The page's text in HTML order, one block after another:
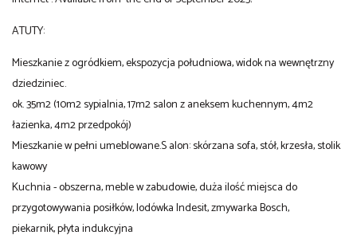
ATUTY:
Mieszkanie z ogródkiem, ekspozycja południowa, widok na wewnętrzny
dziedziniec.
ok. 35m2 (10m2 sypialnia, 17m2 salon z aneksem kuchennym, 4m2
łazienka, 4m2 przedpokój)
Mieszkanie w pełni umeblowane.S alon: skórzana sofa, stół, krzesła, stolik
kawowy
Kuchnia - obszerna, meble w zabudowie, duża ilość miejsca do
przygotowywania posiłków, lodówka Indesit, zmywarka Bosch,
piekarnik, płyta indukcyjna